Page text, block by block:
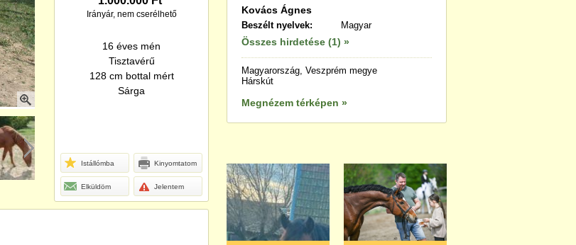
Irányár, nem cserélhető
16 éves mén
Tisztavérű
128 cm bottal mért
Sárga
Istállómba Kinyomtatom
Elküldöm Jelentem
Kovács Ágnes
Beszélt nyelvek: Magyar
Összes hirdetése (1) »
Magyarország, Veszprém megye
Hárskút
Megnézem térképen »